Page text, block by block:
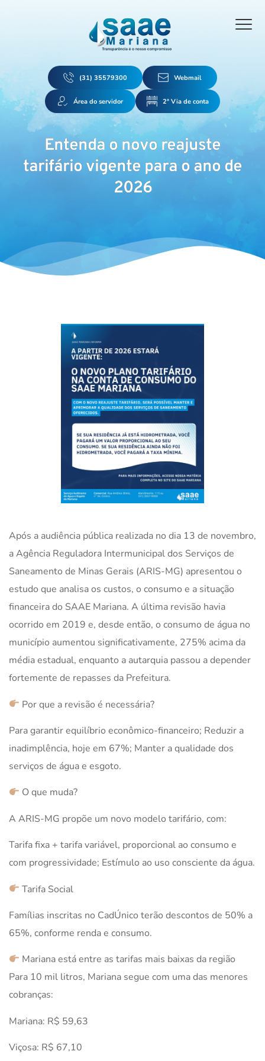
(31) 35579300 Webmail
Área do servidor 2ª Via de conta
Entenda o novo reajuste
tarifário vigente para o ano de
2026
Após a audiência pública realizada no dia 13 de novembro,
a Agência Reguladora Intermunicipal dos Serviços de
Saneamento de Minas Gerais (ARIS-MG) apresentou o
estudo que analisa os custos, o consumo e a situação
financeira do SAAE Mariana. A última revisão havia
ocorrido em 2019 e, desde então, o consumo de água no
município aumentou significativamente, 275% acima da
média estadual, enquanto a autarquia passou a depender
fortemente de repasses da Prefeitura.
Por que a revisão é necessária?
Para garantir equilíbrio econômico-financeiro; Reduzir a
inadimplência, hoje em 67%; Manter a qualidade dos
serviços de água e esgoto.
O que muda?
A ARIS-MG propõe um novo modelo tarifário, com:
Tarifa fixa + tarifa variável, proporcional ao consumo e
com progressividade; Estímulo ao uso consciente da água.
Tarifa Social
Famílias inscritas no CadÚnico terão descontos de 50% a
65%, conforme renda e consumo.
Mariana está entre as tarifas mais baixas da região
Para 10 mil litros, Mariana segue com uma das menores
cobranças:
Mariana: R$ 59,63
Viçosa: R$ 67,10